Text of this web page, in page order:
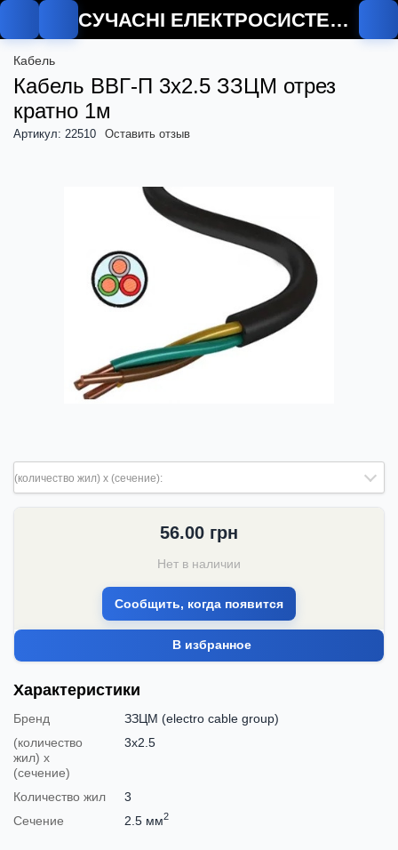
СУЧАСНІ ЕЛЕКТРОСИСТЕМИ
Кабель
Кабель ВВГ-П 3х2.5 ЗЗЦМ отрез
кратно 1м
Артикул: 22510 Оставить отзыв
(количество жил) х (сечение):
56.00 грн
Нет в наличии
Сообщить, когда появится
В избранное
Характеристики
Бренд
ЗЗЦМ (electro cable group)
(количество
жил) х
(сечение)
3х2.5
Количество жил
3
Сечение
2.5 мм2